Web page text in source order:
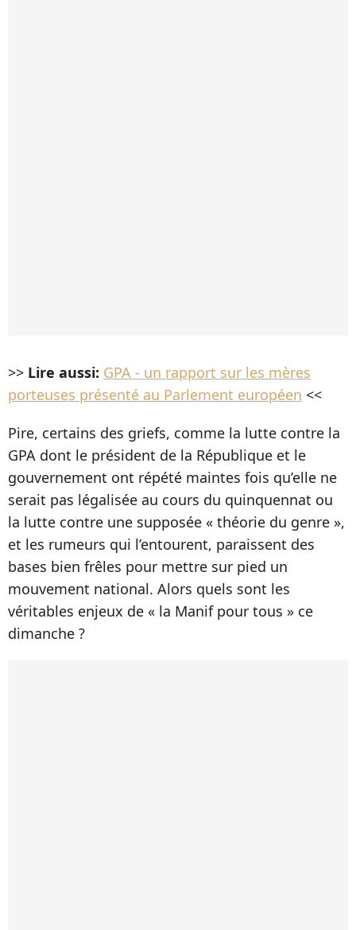
>> Lire aussi: GPA - un rapport sur les mères
porteuses présenté au Parlement européen <<
Pire, certains des griefs, comme la lutte contre la
GPA dont le président de la République et le
gouvernement ont répété maintes fois qu’elle ne
serait pas légalisée au cours du quinquennat ou
la lutte contre une supposée « théorie du genre »,
et les rumeurs qui l’entourent, paraissent des
bases bien frêles pour mettre sur pied un
mouvement national. Alors quels sont les
véritables enjeux de « la Manif pour tous » ce
dimanche ?